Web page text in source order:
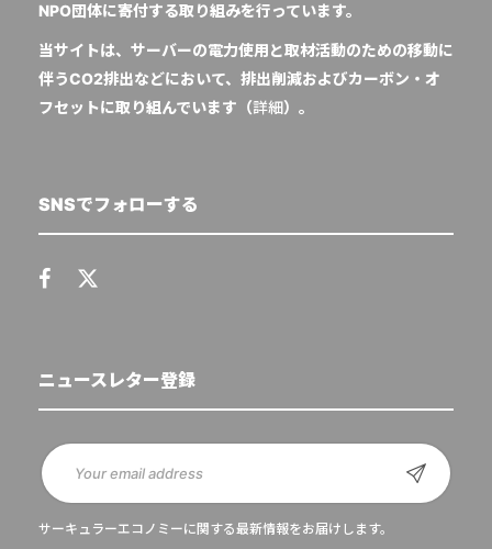
NPO団体に寄付する取り組みを行っています。
当サイトは、サーバーの電力使用と取材活動のための移動に
伴うCO2排出などにおいて、排出削減およびカーボン・オ
フセットに取り組んでいます（詳細）。
SNSでフォローする
ニュースレター登録
サーキュラーエコノミーに関する最新情報をお届けします。